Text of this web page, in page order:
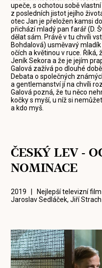
upeče, s ochotou sobě
z posledních jistot jejího
otec Jan je přeložen kamsi
přichází mladý pan farář (D.
dělat sám. Právě v tu chvíli
Bohdalová) usměvavý
očích a květinou v ruce. Říká,
Jeník Sekora a že je jejím
Galová zažívá po dlouhé
Debata o společných
a gentlemanství jí na chvíli
Galová pozná, že tu něco
kočky s myší, u níž si
a kdo myš.
ČESKÝ LEV -
NOMINACE
2019 | Nejlepší televizní
Jaroslav Sedláček,Jiří Strach